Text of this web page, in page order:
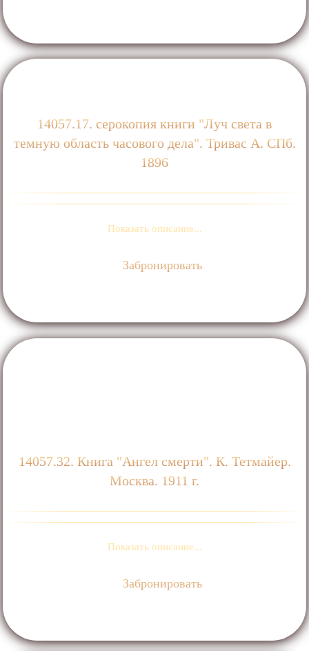
14057.17. серокопия книги "Луч света в
темную область часового дела". Тривас А. СПб.
1896
Показать описание...
Забронировать
14057.32. Книга "Ангел смерти". К. Тетмайер.
Москва. 1911 г.
Показать описание...
Забронировать